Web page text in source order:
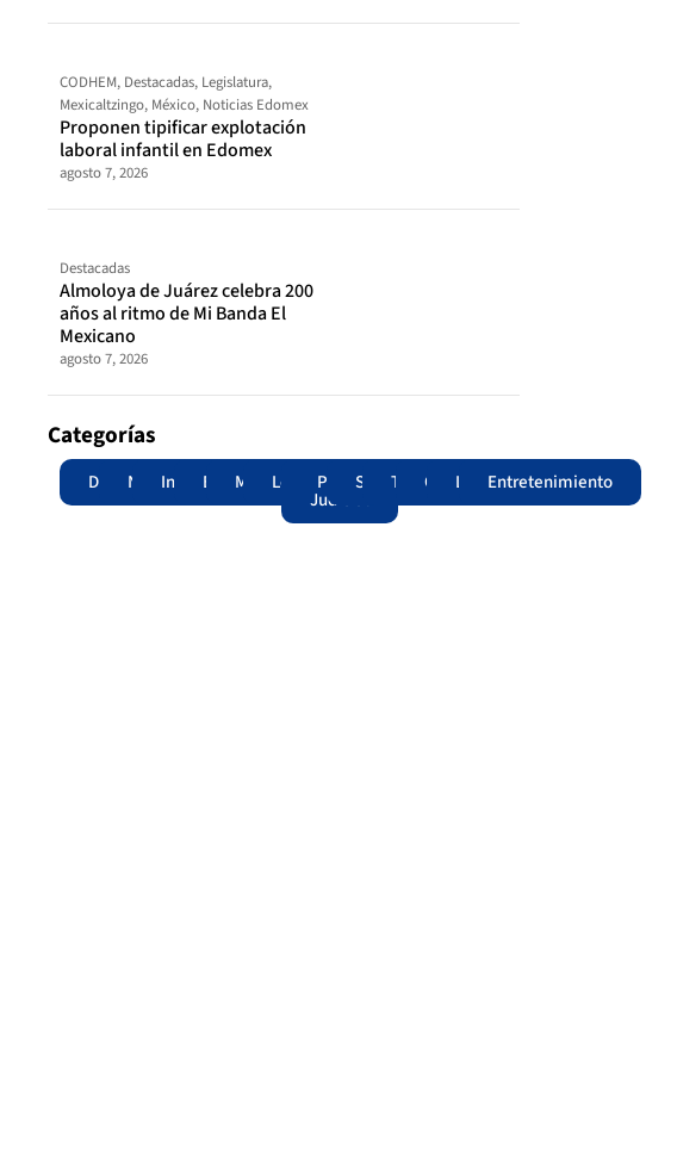
CODHEM, Destacadas, Legislatura,
Mexicaltzingo, México, Noticias Edomex
Proponen tipificar explotación
laboral infantil en Edomex
agosto 7, 2026
Destacadas
Almoloya de Juárez celebra 200
años al ritmo de Mi Banda El
Mexicano
agosto 7, 2026
Categorías
Destacadas
NacionalInternacional
EdomexMunicipiosLegislatura
Poder
Judicial
SeguridadTrámites
OpiniónLomitosEntretenimiento